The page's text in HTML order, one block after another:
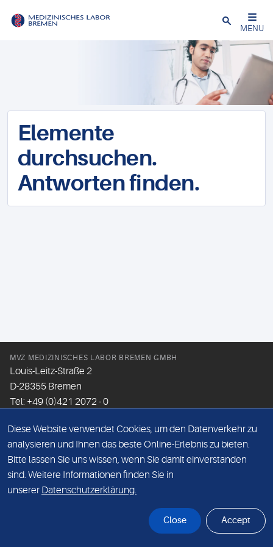
Schließen
MENU
Elemente
durchsuchen.
Antworten finden.
MVZ MEDIZINISCHES LABOR BREMEN GMBH
Louis-Leitz-Straße 2
D-28355 Bremen
Tel: +49 (0)421 2072 - 0
Email:info@mlhb.de
DATENSCHUTZ
IMPRESSUM
Diese Website verwendet Cookies, um den Datenverkehr zu
analysieren und Ihnen das beste Online-Erlebnis zu bieten.
Bitte lassen Sie uns wissen, wenn Sie damit einverstanden
sind. Weitere Informationen finden Sie in
unserer Datenschutzerklärung.
Close Accept